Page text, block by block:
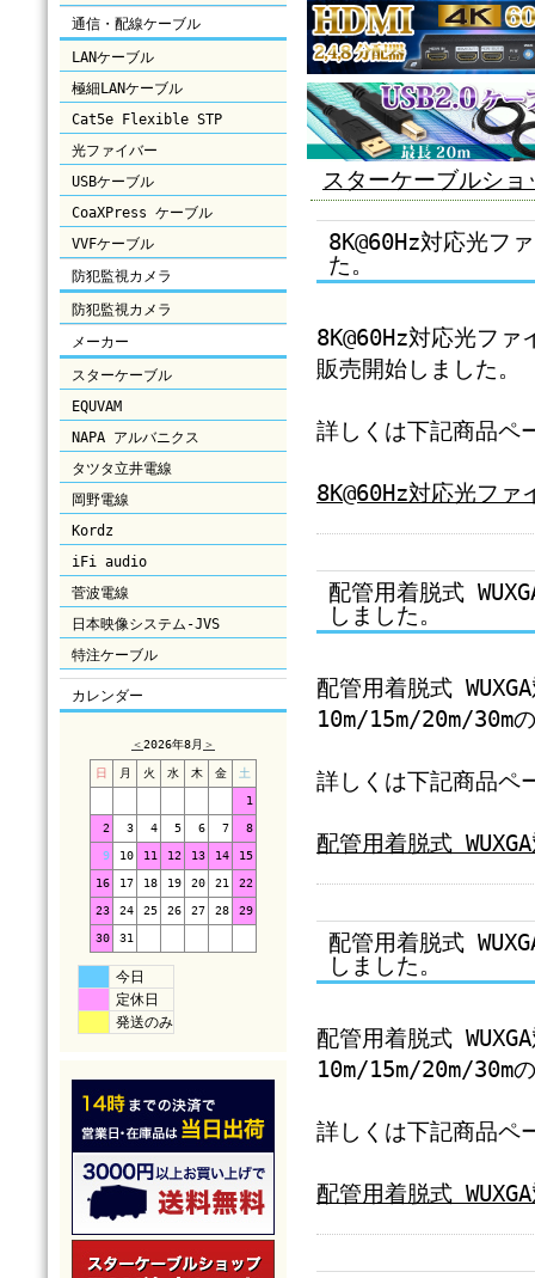
通信・配線ケーブル
LANケーブル
極細LANケーブル
Cat5e Flexible STP
光ファイバー
USBケーブル
CoaXPress ケーブル
VVFケーブル
防犯監視カメラ
防犯監視カメラ
メーカー
スターケーブル
EQUVAM
NAPA アルバニクス
タツタ立井電線
岡野電線
Kordz
iFi audio
菅波電線
日本映像システム-JVS
特注ケーブル
カレンダー
＜2026年8月 ＞
日 月 火 水 木 金 土
1
2 3 4 5 6 7 8
9 10 11 12 13 14 15
16 17 18 19 20 21 22
23 24 25 26 27 28 29
30 31
今日
定休日
発送のみ
スターケーブルショ
8K@60Hz対応光
た。
8K@60Hz対応光フ
販売開始しました。
詳しくは下記商品ペ
8K@60Hz対応光フ
配管用着脱式
しました。
配管用着脱式
10m/15m/20m/30m
詳しくは下記商品ペ
配管用着脱式
配管用着脱式
しました。
配管用着脱式
10m/15m/20m/30m
詳しくは下記商品ペ
配管用着脱式